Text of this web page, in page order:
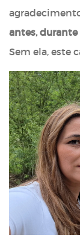
antes, durante
Sem ela, este